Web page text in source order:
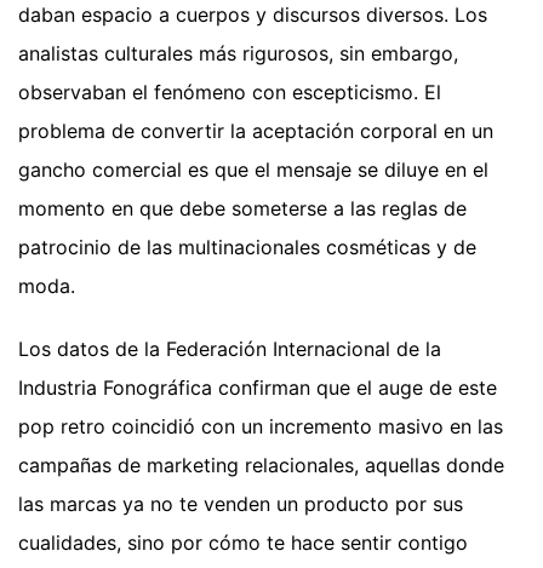
daban espacio a cuerpos y discursos diversos. Los
analistas culturales más rigurosos, sin embargo,
observaban el fenómeno con escepticismo. El
problema de convertir la aceptación corporal en un
gancho comercial es que el mensaje se diluye en el
momento en que debe someterse a las reglas de
patrocinio de las multinacionales cosméticas y de
moda.
Los datos de la Federación Internacional de la
Industria Fonográfica confirman que el auge de este
pop retro coincidió con un incremento masivo en las
campañas de marketing relacionales, aquellas donde
las marcas ya no te venden un producto por sus
cualidades, sino por cómo te hace sentir contigo